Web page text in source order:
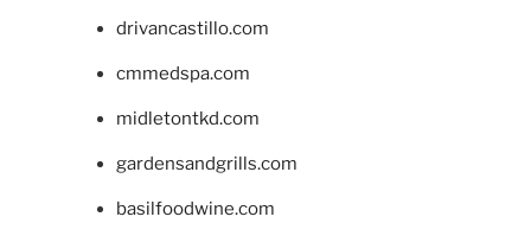
drivancastillo.com
cmmedspa.com
midletontkd.com
gardensandgrills.com
basilfoodwine.com